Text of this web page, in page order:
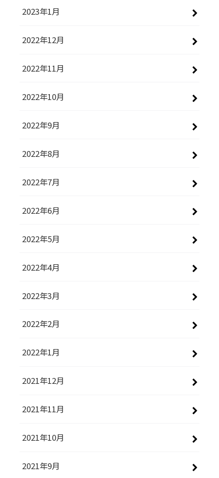
2023年1月
2022年12月
2022年11月
2022年10月
2022年9月
2022年8月
2022年7月
2022年6月
2022年5月
2022年4月
2022年3月
2022年2月
2022年1月
2021年12月
2021年11月
2021年10月
2021年9月